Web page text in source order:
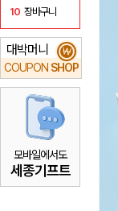
10 장바구니
대박머니
COUPON SHOP
₩
모바일에서도
세종기프트